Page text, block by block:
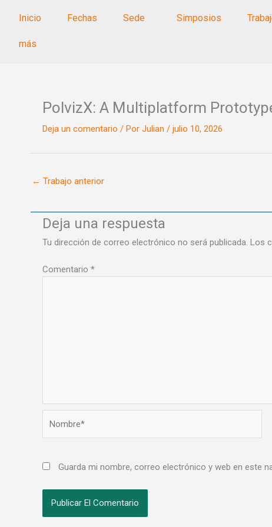
Inicio Fechas Sede Simposios
más
PolvizX: A Multiplatform
Deja un comentario / Por Julian / julio 10, 2026
← Trabajo anterior
Deja una respuesta
Tu dirección de correo electrónico no será publicada. Los
Comentario *
Guarda mi nombre, correo electrónico y web en este